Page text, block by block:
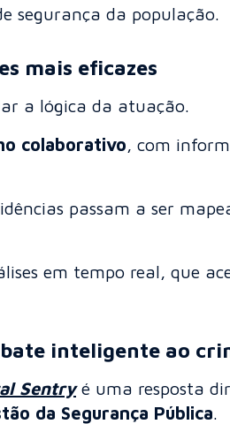
segurança da população.
mais eficazes
a lógica da atuação.
colaborativo, com
passam a ser
em tempo real, que
inteligente ao
Sentryé uma resposta
da Segurança Pública.